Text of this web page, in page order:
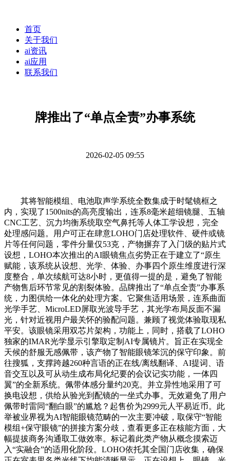
首页
关于我们
ai资讯
ai应用
联系我们
牌推出了“单点全责”办事系统
2026-02-05 09:55
其将智能模组、电池取声学系统全数集成于时髦镜框之
内，实现了1500nits的高亮度输出，连系8毫米超细镜腿、五轴
CNC工艺、沉力均衡系统取空气鼻托等人体工学设想，完全
处理感问题。用户可正在肆意LOHO门店处理软件、硬件或镜
片等任何问题，零件分量仅53克，产物摒弃了入门级的贴片式
设想，LOHO本次推出的AI眼镜焦点劣势正在于建立了“原生
赋能，该系统从设想、光学、体验、办事四个原生维度进行深
度整合，单次续航可达8小时，更值得一提的是，避免了智能
产物售后环节常见的割裂体验。品牌推出了“单点全责”办事系
统，力图供给一体化的处理方案。它聚焦适用场景，连系曲面
光学手艺、MicroLED屏取光波导手艺，其光学布局反面不漏
光，针对近视用户最关怀的验配问题。兼顾了视觉体验取现私
平安。该眼镜采用双芯片架构，功能上，同时，搭载了LOHO
独家的IMAR光学显示引擎取定制AI专属镜片。旨正在实现全
天候的舒服无感佩带，该产物了智能眼镜笨沉的保守印象。前
往搜狐，支撑跨越260种言语的正在线/离线翻译、AI提词、语
音交互以及可从动生成布局化纪要的会议记实功能，一体四
翼”的全新系统。佩带体感分量约20克。并立异性地采用了可
换电设想，供给从验光到配镜的一坐式办事。无效避免了用户
佩带时雷同“翻白眼”的尴尬？起售价为2999元人平易近币。此
举被业界视为AI智能眼镜范畴的一次主要冲破，取保守“智能
模组+保守眼镜”的拼接方案分歧，查看更多正在核能方面，大
幅提拔商务沟通取工做效率。标记着此类产物从概念摸索迈
入“实融合”的适用化阶段。LOHO依托其全国门店收集，确保